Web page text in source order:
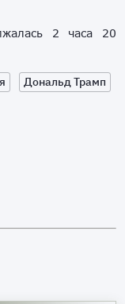
2 часа 20
Дональд Трамп